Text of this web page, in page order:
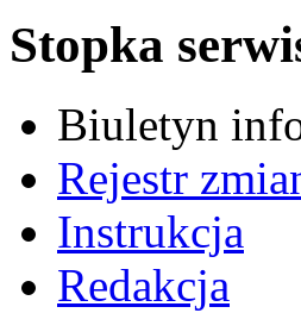
Stopka
Biuletyn
Rejestr
Instrukcja
Redakcja